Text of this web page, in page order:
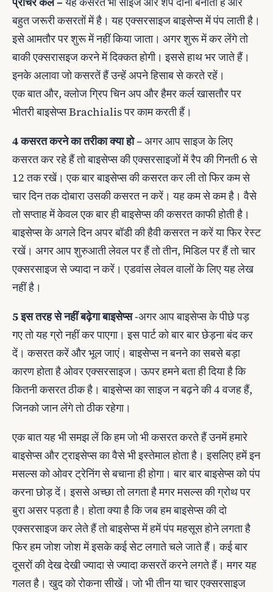
बहुत जरूरी कसरतों में है। यह एक्सरसाइज बाइसेप्स में पंप लाती है।
इसे आमतौर पर शुरू में नहीं किया जाता। अगर शुरू में कर लेंगे तो
बाकी एक्सरासइज करने में दिक्कत होगी। इससे हाथ भर जाते हैं।
इनके अलावा जो कसरतें हैं उन्हें अपने हिसाब से करते रहें।
एक बात और, क्लोज ग्रिप चिन अप और हैमर कर्ल खासतौर पर
भीतरी बाइसेप्स Brachialis पर काम करती हैं।
4 कसरत करने का तरीका क्या हो– अगर आप साइज के लिए
कसरत कर रहे हैं तो बाइसेप्स की एक्सरसाइजों में रैप की गिनती 6 से
12 तक रखें। एक बार बाइसेप्स की कसरत कर ली तो फिर कम से
चार दिन तक दोबारा उसकी कसरत न करें। यह कम से कम है। वैसे
तो सप्ताह में केवल एक बार ही बाइसेप्स की कसरत काफी होती है।
बाइसेप्स के अगले दिन अपर बॉडी की हैवी कसरत न करें या फिर रेस्ट
रखें। अगर आप शुरुआती लेवल पर हैं तो तीन, मिडिल पर हैं तो चार
एक्सरसाइज से ज्यादा न करें। एडवांस लेवल वालों के लिए यह लेख
नहीं है।
5 इस तरह से नहीं बढ़ेगा बाइसेप्स-अगर आप बाइसेप्स के पीछे पड़
गए तो यह ग्रो नहीं कर पाएगा। इस पार्ट को बार बार छेड़ना बंद कर
दें। कसरत करें और भूल जाएं। बाइसेप्स न बनने का सबसे बड़ा
कारण होता है ओवर एक्सरसाइज। ऊपर हमने बता ही दिया है कि
कितनी कसरत ठीक है। बाइसेप्‍स का साइज न बढ़ने की 4 वजह हैं,
जिनको जान लेंगे तो ठीक रहेगा।
एक बात यह भी समझ लें कि हम जो भी कसरत करते हैं उनमें हमारे
बाइसेप्स और ट्राइसेप्स का वैसे भी इस्तेमाल होता है। इसलिए हमें इन
मसल्स को ओवर ट्रेनिंग से बचाना ही होगा। बार बार बाइसेप्स को पंप
करना छोड़ दें। इससे अच्छा तो लगता है मगर मसल्स की ग्रोथ पर
बुरा असर पड़ता है। होता क्या है कि जब हम बाइसेप्स की दो
एक्सरसाइज कर लेते हैं तो बाइसेप्स में हमें पंप महसूस होने लगता है
फिर हम जोश जोश में इसके कई सेट लगाते चले जाते हैं। कई बार
दूसरों की देख देखी ज्यादा से ज्यादा कसरतें करने लगते हैं। मगर यह
गलत है। खुद को रोकना सीखें। जो भी तीन या चार एक्सरसाइज